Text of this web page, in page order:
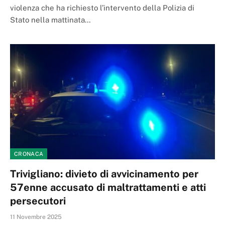
violenza che ha richiesto l’intervento della Polizia di
Stato nella mattinata…
CRONACA
Trivigliano: divieto di avvicinamento per
57enne accusato di maltrattamenti e atti
persecutori
11 Novembre 2025